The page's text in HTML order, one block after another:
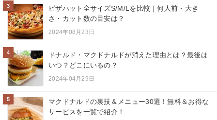
3
ピザハット全サイズS/M/Lを比較｜何人前・大き
さ・カット数の目安は？
2024年08月23日
4
ドナルド・マクドナルドが消えた理由とは？最後は
いつ？どこにいるの？
2024年04月29日
5
マクドナルドの裏技＆メニュー30選！無料＆お得な
サービスを一覧で紹介！